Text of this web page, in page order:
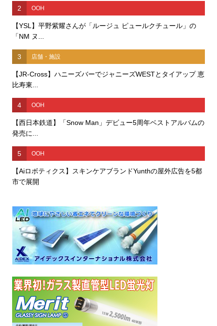
2 OOH
【YSL】平野紫耀さんが「ルージュ ピュールクチュール」の
「NM ヌ...
3 店舗・施設
【JR-Cross】ハニーズバーでジャニーズWESTとタイアップ 恵
比寿東...
4 OOH
【西日本鉄道】「Snow Man」デビュー5周年ベストアルバムの
発売に...
5 OOH
【Aiロボティクス】スキンケアブランドYunthの屋外広告を5都
市で展開